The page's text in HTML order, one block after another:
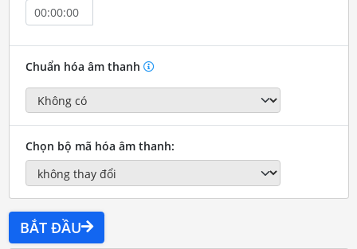
Chuẩn hóa âm thanh
Chọn bộ mã hóa âm thanh:
BẮT ĐẦU